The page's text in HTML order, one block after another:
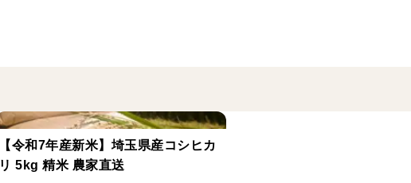
【令和7年産新米】埼玉県産コシヒカ
リ 5kg 精米 農家直送